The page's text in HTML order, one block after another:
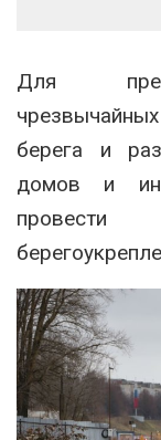
Для
берега и
домов и